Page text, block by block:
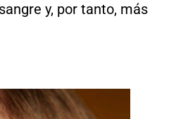
y, por tanto, más